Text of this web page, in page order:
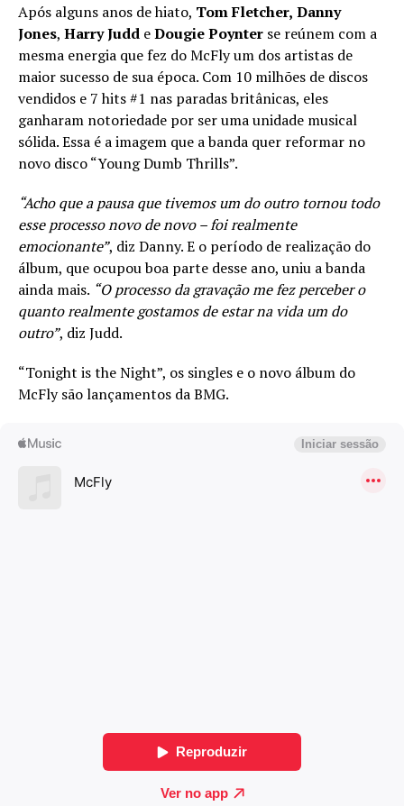
Após alguns anos de hiato, Tom Fletcher, Danny
Jones, Harry Judd eDougie Poynter se reúnem com a
mesma energia que fez do McFly um dos artistas de
maior sucesso de sua época. Com 10 milhões de discos
vendidos e 7 hits #1 nas paradas britânicas, eles
ganharam notoriedade por ser uma unidade musical
sólida. Essa é a imagem que a banda quer reformar no
novo disco “Young Dumb Thrills”.
“Acho que a pausa que tivemos um do outro tornou todo
esse processo novo de novo – foi realmente
emocionante”, diz Danny. E o período de realização do
álbum, que ocupou boa parte desse ano, uniu a banda
ainda mais. “O processo da gravação me fez perceber o
quanto realmente gostamos de estar na vida um do
outro”, diz Judd.
“Tonight is the Night”, os singles e o novo álbum do
McFly são lançamentos da BMG.